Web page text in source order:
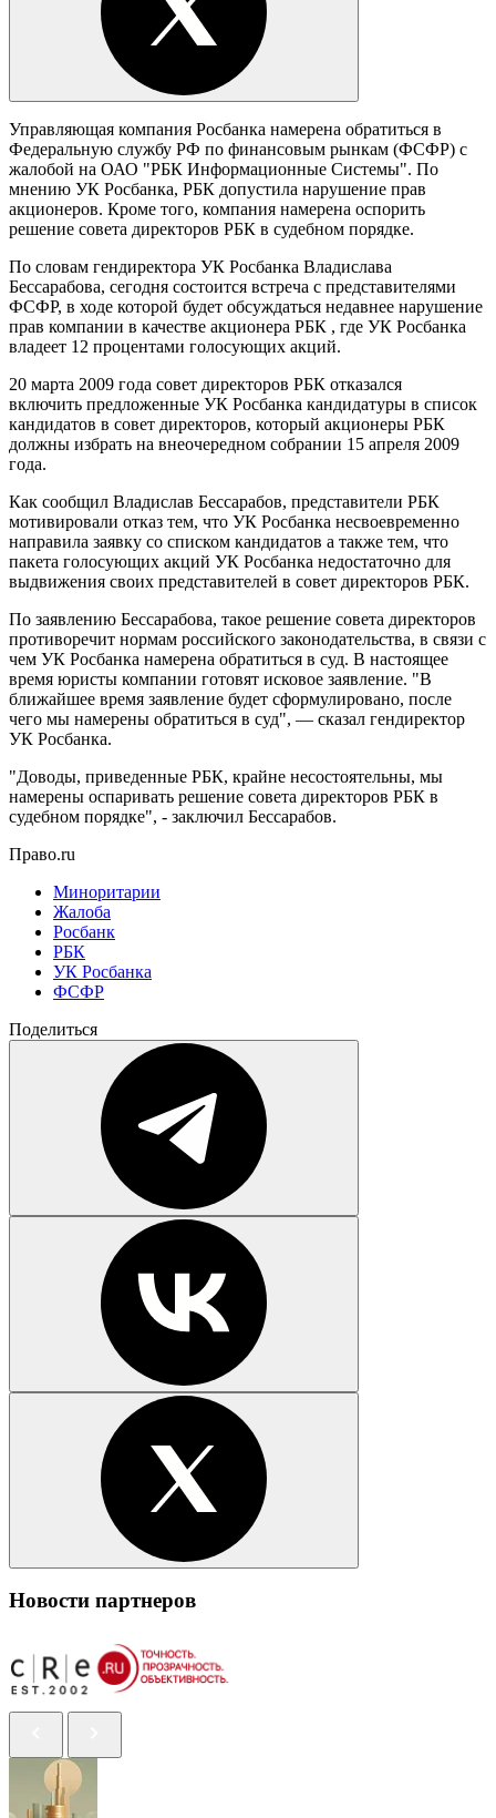
Управляющая компания Росбанка намерена обратиться в
Федеральную службу РФ по финансовым рынкам (ФСФР) с
жалобой на ОАО "РБК Информационные Системы". По
мнению УК Росбанка, РБК допустила нарушение прав
акционеров. Кроме того, компания намерена оспорить
решение совета директоров РБК в судебном порядке.
По словам гендиректора УК Росбанка Владислава
Бессарабова, сегодня состоится встреча с представителями
ФСФР, в ходе которой будет обсуждаться недавнее нарушение
прав компании в качестве акционера РБК , где УК Росбанка
владеет 12 процентами голосующих акций.
20 марта 2009 года совет директоров РБК отказался
включить предложенные УК Росбанка кандидатуры в список
кандидатов в совет директоров, который акционеры РБК
должны избрать на внеочередном собрании 15 апреля 2009
года.
Как сообщил Владислав Бессарабов, представители РБК
мотивировали отказ тем, что УК Росбанка несвоевременно
направила заявку со списком кандидатов а также тем, что
пакета голосующих акций УК Росбанка недостаточно для
выдвижения своих представителей в совет директоров РБК.
По заявлению Бессарабова, такое решение совета директоров
противоречит нормам российского законодательства, в связи с
чем УК Росбанка намерена обратиться в суд. В настоящее
время юристы компании готовят исковое заявление. "В
ближайшее время заявление будет сформулировано, после
чего мы намерены обратиться в суд", — сказал гендиректор
УК Росбанка.
"Доводы, приведенные РБК, крайне несостоятельны, мы
намерены оспаривать решение совета директоров РБК в
судебном порядке", - заключил Бессарабов.
Право.ru
Миноритарии
Жалоба
Росбанк
РБК
УК Росбанка
ФСФР
Поделиться
Новости партнеров